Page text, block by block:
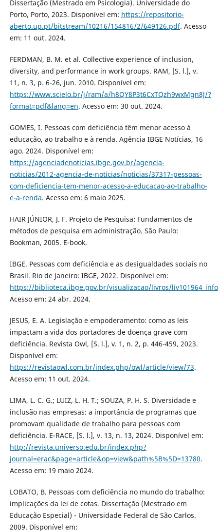
Dissertação (Mestrado em Psicologia). Universidade do
Porto, Porto, 2023. Disponível em: https://repositorio-
aberto.up.pt/bitstream/10216/154816/2/649126.pdf. Acesso
em: 11 out. 2024.
FERDMAN, B. M. et al. Collective experience of inclusion,
diversity, and performance in work groups. RAM, [S. l.], v.
11, n. 3, p. 6-26, jun. 2010. Disponível em:
https://www.scielo.br/j/ram/a/h8QY8P3t6CxTQzh9wxMgn8J/?
format=pdf&lang=en. Acesso em: 30 out. 2024.
GOMES, I. Pessoas com deficiência têm menor acesso à
educação, ao trabalho e à renda. Agência IBGE Notícias, 16
ago. 2024. Disponível em:
https://agenciadenoticias.ibge.gov.br/agencia-
noticias/2012-agencia-de-noticias/noticias/37317-pessoas-
com-deficiencia-tem-menor-acesso-a-educacao-ao-trabalho-
e-a-renda. Acesso em: 6 maio 2025.
HAIR JÚNIOR, J. F. Projeto de Pesquisa: Fundamentos de
métodos de pesquisa em administração. São Paulo:
Bookman, 2005. E-book.
IBGE. Pessoas com deficiência e as desigualdades sociais no
Brasil. Rio de Janeiro: IBGE, 2022. Disponível em:
https://biblioteca.ibge.gov.br/visualizacao/livros/
Acesso em: 24 abr. 2024.
JESUS, E. A. Legislação e empoderamento: como as leis
impactam a vida dos portadores de doença grave com
deficiência. Revista Owl, [S. l.], v. 1, n. 2, p. 446-459, 2023.
Disponível em:
https://revistaowl.com.br/index.php/owl/article/view/73.
Acesso em: 11 out. 2024.
LIMA, L. C. G.; LUIZ, L. H. T.; SOUZA, P. H. S. Diversidade e
inclusão nas empresas: a importância de programas que
promovam qualidade de trabalho para pessoas com
deficiência. E-RACE, [S. l.], v. 13, n. 13, 2024. Disponível em:
http://revista.universo.edu.br/index.php?
journal=erac&page=article&op=view&path%5B%5D=13780.
Acesso em: 19 maio 2024.
LOBATO, B. Pessoas com deficiência no mundo do trabalho:
implicações da lei de cotas. Dissertação (Mestrado em
Educação Especial) - Universidade Federal de São Carlos.
2009. Disponível em: